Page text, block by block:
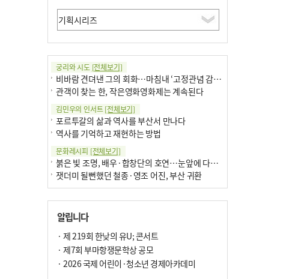
궁리와 시도 [전체보기]
비바람 견뎌낸 그의 회화…마침내 ‘고정관념 감옥’서 해방
관객이 찾는 한, 작은영화영화제는 계속된다
김민우의 인서트[전체보기]
포르투갈의 삶과 역사를 부산서 만나다
역사를 기억하고 재현하는 방법
문화레시피 [전체보기]
붉은 빛 조명, 배우·합창단의 호연…눈앞에 다가온 부산오페라하우스
잿더미 될뻔했던 철종·영조 어진, 부산 귀환
현실의 고통, 은유의 詩로 담다 外
달구비·여우비…다양한 비 이름 外
박현주의 책 이야기[전체보기]
세계유산 ‘한국의 갯벌’ 얼마나 알고 있나요
알립니다
· 제 219회 한낮의 유U; 콘서트
· 제7회 부마항쟁문학상 공모
· 2026 국제 어린이·청소년 경제아카데미